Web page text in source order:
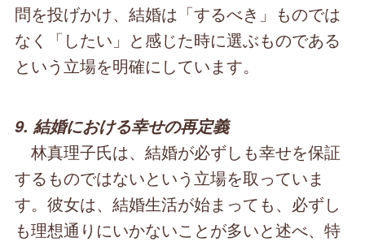
問を投げかけ、結婚は「するべき」ものでは
なく「したい」と感じた時に選ぶものである
という立場を明確にしています。
9. 結婚における幸せの再定義
林真理子氏は、結婚が必ずしも幸せを保証
するものではないという立場を取っていま
す。彼女は、結婚生活が始まっても、必ずし
も理想通りにいかないことが多いと述べ、特